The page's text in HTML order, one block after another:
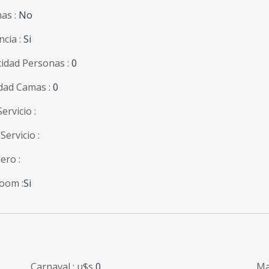
: No
: Si
Personas : 0
Camas : 0
:
:
:
:Si